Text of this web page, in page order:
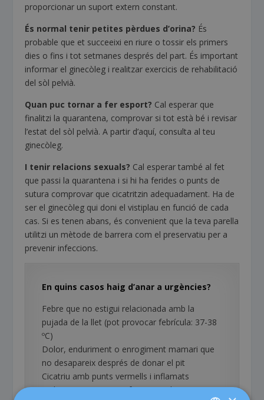
proporcionar un suport extern constant.
És normal tenir petites pèrdues d’orina? És
probable que et succeeixi en riure o tossir els primers
dies o fins i tot setmanes després del part. És important
informar el ginecòleg i realitzar exercicis de rehabilitació
del sòl pelvià.
Quan puc tornar a fer esport? Cal esperar que
finalitzi la quarantena, comprovar si tot està bé i revisar
l’estat del sòl pelvià. A partir d’aquí, consulta al teu
ginecòleg.
I tenir relacions sexuals? Cal esperar també al fet
que passi la quarantena i si hi ha ferides o punts de
sutura comprovar que cicatritzin adequadament. Ha de
ser el ginecòleg qui doni el vistiplau en funció de cada
cas. Si es tenen abans, és convenient que la teva parella
utilitzi un mètode de barrera com el preservatiu per a
prevenir infeccions.
En quins casos haig d’anar a urgències?
Febre que no estigui relacionada amb la
pujada de la llet (pot provocar febrícula: 37-38
ºC)
Dolor, enduriment o enrogiment mamari que
no desapareix després de donar el pit
Cicatriu amb punts vermells i inflamats
Dolor, coïssor i ganes freqüents d’orinar